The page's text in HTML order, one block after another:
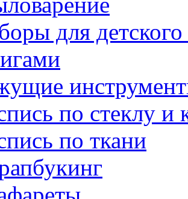
для детского
по стеклу и
по ткани